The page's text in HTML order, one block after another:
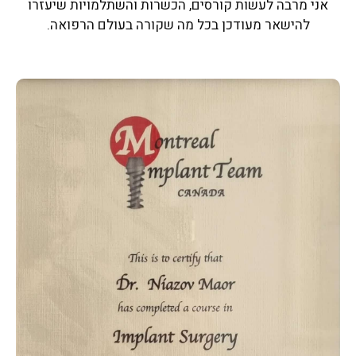
אני מרבה לעשות קורסים, הכשרות והשתלמויות שיעזרו
להישאר מעודכן בכל מה שקורה בעולם הרפואה.